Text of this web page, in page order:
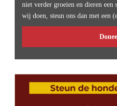
niet verder groeien en dieren een
wij doen, steun ons dan met een